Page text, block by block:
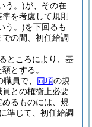
う。)が、その在
を考慮して規則
う。)を下回るも
の間、初任給調
ところにより、基
とする。
員で、 同項の規
との権衡上必要
るものには、規
準じて、初任給調